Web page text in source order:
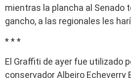
mientras la plancha al Senado
gancho, a las regionales les
* * *
El Graffiti de ayer fue utilizado
conservador Albeiro Echeverry